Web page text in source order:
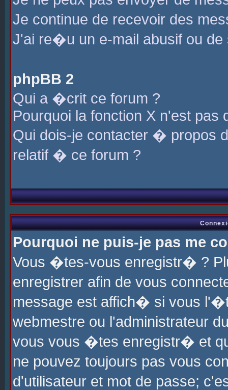
Je continue de recevoir des
J'ai re�u un e-mail abusif ou de
phpBB 2
Qui a �crit ce forum ?
Pourquoi la fonction X n'est pas
Qui dois-je contacter � propos
relatif � ce forum ?
Pourquoi ne puis-je pas me
Vous �tes-vous enregistr� ?
enregistrer afin de vous
message est affich� si vous
webmestre ou l'administrateur
vous vous �tes enregistr� et
ne pouvez toujours pas vous
d'utilisateur et mot de passe;